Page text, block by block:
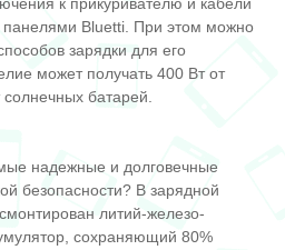
Bluetti. При этом можно
зарядки для его
может получать 400 Вт от
батарей.
надежные и долговечные
безопасности? В зарядной
литий-железо-
сохраняющий 80%